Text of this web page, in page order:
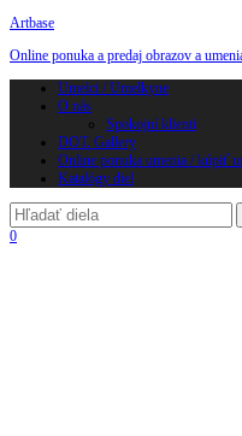
Artbase
Online ponuka a predaj obrazov a
Toggle
navigation
Umelci / Umelkyne
O nás
Spokojní klienti
DOT. Gallery
Online ponuka umenia / kúpiť
Katalógy diel
0